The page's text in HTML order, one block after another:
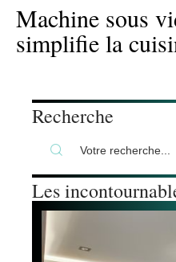
Machine sous
simplifie la
Recherche
Les